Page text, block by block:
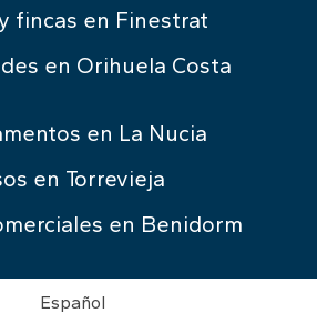
fincas en Finestrat
en Orihuela Costa
en La Nucia
en Torrevieja
en Benidorm
Español